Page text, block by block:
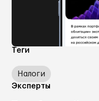
Теги
Налоги
Эксперты